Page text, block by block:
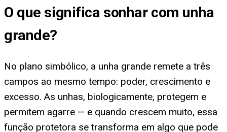
O que significa sonhar com unha
grande?
No plano simbólico, a unha grande remete a três
campos ao mesmo tempo: poder, crescimento e
excesso. As unhas, biologicamente, protegem e
permitem agarre — e quando crescem muito, essa
função protetora se transforma em algo que pode